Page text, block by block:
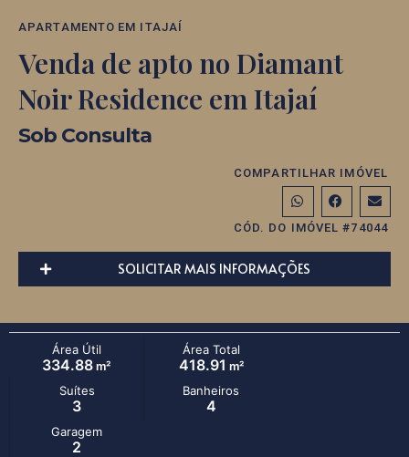
APARTAMENTO EM ITAJAÍ
Venda de apto no Diamant
Noir Residence em Itajaí
Sob Consulta
COMPARTILHAR IMÓVEL
CÓD. DO IMÓVEL #74044
SOLICITAR MAIS INFORMAÇÕES
Área Útil
334.88 m²
Área Total
418.91 m²
Suítes
3
Banheiros
4
Garagem
2